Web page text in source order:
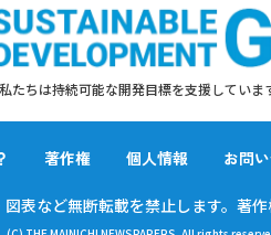
私たちは持続可能な開発目標を支援していま
著作権 個人情報 お問
表など無断転載を禁止します。 著作